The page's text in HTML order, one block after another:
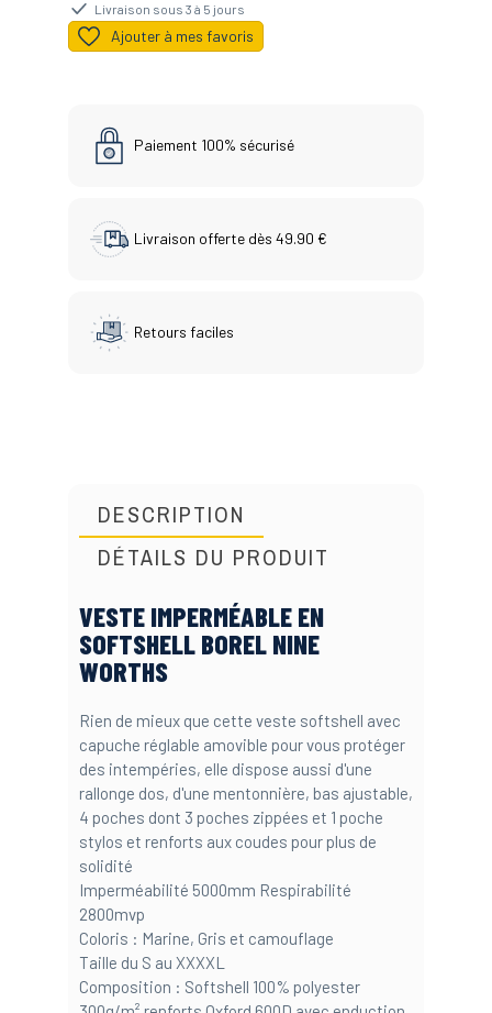
Livraison sous 3 à 5 jours
Ajouter à mes favoris
Paiement 100% sécurisé
Livraison offerte dès 49.90 €
Retours faciles
DESCRIPTION
DÉTAILS DU PRODUIT
VESTE IMPERMÉABLE EN
SOFTSHELL BOREL NINE
WORTHS
Rien de mieux que cette veste softshell avec
capuche réglable amovible pour vous protéger
des intempéries, elle dispose aussi d'une
rallonge dos, d'une mentonnière, bas ajustable,
4 poches dont 3 poches zippées et 1 poche
stylos et renforts aux coudes pour plus de
solidité
Imperméabilité 5000mm Respirabilité
2800mvp
Coloris : Marine, Gris et camouflage
Taille du S au XXXXL
Composition : Softshell 100% polyester